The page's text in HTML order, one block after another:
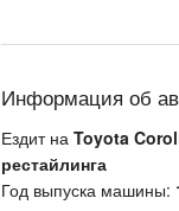
Информация об
Ездит на Toyota
рестайлинга
Год выпуска машины: